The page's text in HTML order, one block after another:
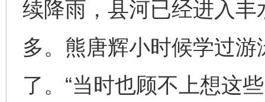
续降雨，县河已经进入
多。熊唐辉小时候学过
了。“当时也顾不上想这